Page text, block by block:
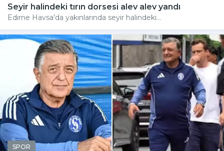
Seyir halindeki tırın dorsesi alev alev yandı
Edirne Havsa'da yakınlarında seyir halindeki...
SPOR